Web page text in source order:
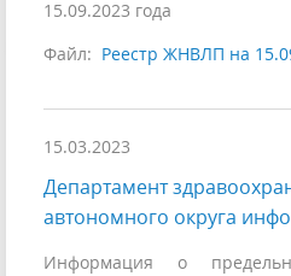
15.09.2023 года
Файл: Реестр ЖНВЛП на
15.03.2023
Департамент
автономного округа
Информация о